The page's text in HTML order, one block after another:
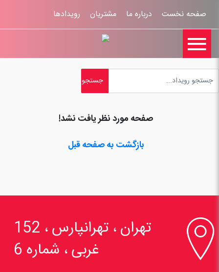
صفحه نخست درباره ما مشتریان رویدادها
ثبت شکایات راهنمای سایت
تماس با ما

صفحه مورد نظر یافت نشد!
بازگشت به صفحه قبل

تهران ، تهرانپارس ، 152
غربی ، شماره 6